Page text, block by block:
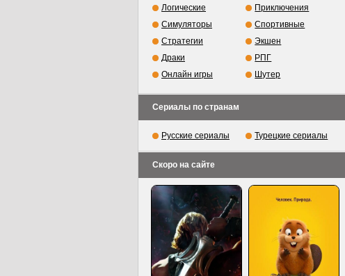
Логические
Приключения
Симуляторы
Спортивные
Стратегии
Экшен
Драки
РПГ
Онлайн игры
Шутер
Сериалы по странам
Русские сериалы Турецкие сериалы
Скоро на сайте